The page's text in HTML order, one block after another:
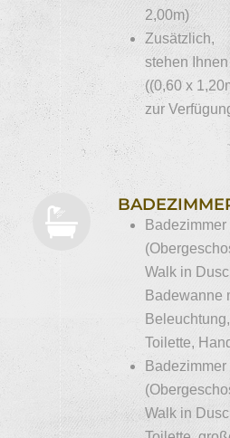
2,00m)
Zusätzlich,
stehen
((0,60 x
zur
Badezimmer
Walk in
Badewanne
Toilette,
Badezimmer
Walk in